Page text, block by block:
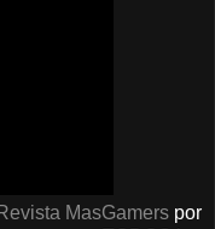
Revista MasGamers por